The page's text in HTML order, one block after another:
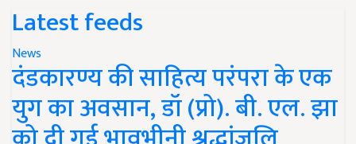
Latest feeds
News
दंडकारण्य की साहित्य परंपरा के एक
युग का अवसान, डॉ (प्रो). बी. एल. झा